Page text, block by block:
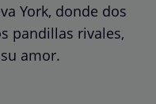
York, donde dos
pandillas rivales,
amor.